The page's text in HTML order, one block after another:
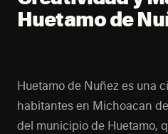
Huetamo de
Huetamo de Nuñez es una
habitantes en Michoacan
del municipio de Huetamo,